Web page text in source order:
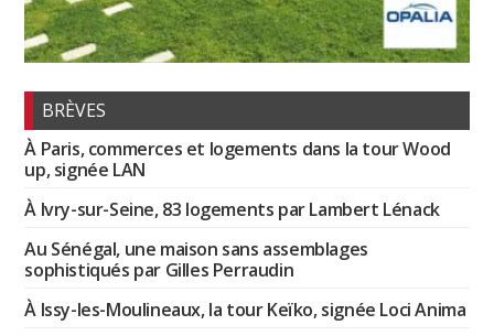
BRÈVES
À Paris, commerces et logements dans la tour Wood
up, signée LAN
À Ivry-sur-Seine, 83 logements par Lambert Lénack
Au Sénégal, une maison sans assemblages
sophistiqués par Gilles Perraudin
À Issy-les-Moulineaux, la tour Keïko, signée Loci Anima